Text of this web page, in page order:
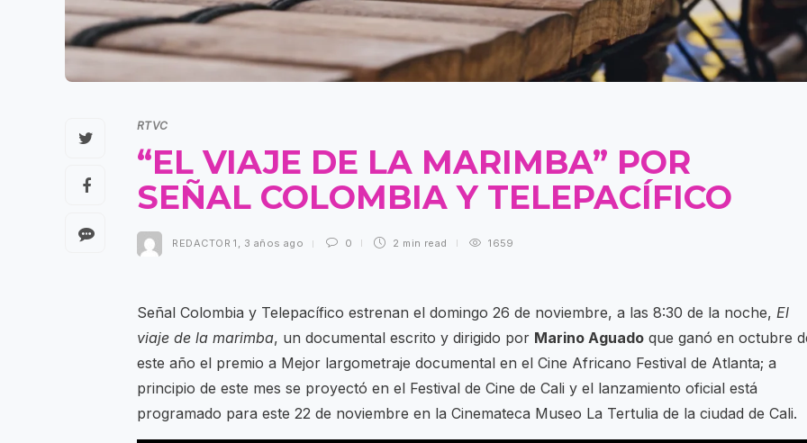
RTVC
“EL VIAJE DE LA MARIMBA” POR
SEÑAL COLOMBIA Y TELEPACÍFICO
REDACTOR 1 , 3 años ago 0 2 min read 1659
Señal Colombia y Telepacífico estrenan el domingo 26 de noviembre, a las 8:30 de la noche, El
viaje de la marimba, un documental escrito y dirigido por Marino Aguado que ganó en octubre
este año el premio a Mejor largometraje documental en el Cine Africano Festival de Atlanta; a
principio de este mes se proyectó en el Festival de Cine de Cali y el lanzamiento oficial está
programado para este 22 de noviembre en la Cinemateca Museo La Tertulia de la ciudad de Cali.